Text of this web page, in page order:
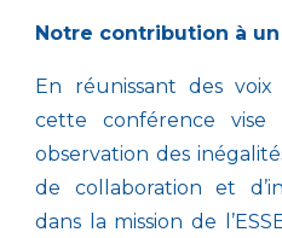
Notre contribution à
En réunissant des voix
cette conférence vise
observation des
de collaboration et
dans la mission de